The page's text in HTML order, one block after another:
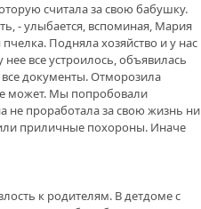
считала за свою бабушку.
- улыбается, вспоминая, Мария
Подняла хозяйство и у нас
все устроилось, объявилась
документы. Отморозила
может. Мы попробовали
проработала за свою жизнь ни
приличные похороны. Иначе
к родителям. В детдоме с